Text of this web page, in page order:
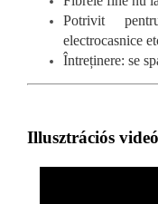
Potrivit
electrocasnice
Întreținere: se
Illusztrációs